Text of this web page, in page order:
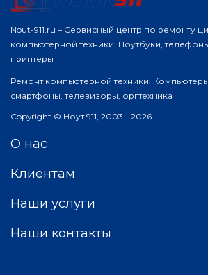
Nout-911.ru – Сервисный центр по ремонту
компьютерной техники: Ноутбуки,
принтеры
Ремонт компьютерной техники:
смартфоны, телевизоры, оргтехника
Copyright © Ноут 911, 2003 - 2026
О нас
Клиентам
Наши услуги
Наши контакты